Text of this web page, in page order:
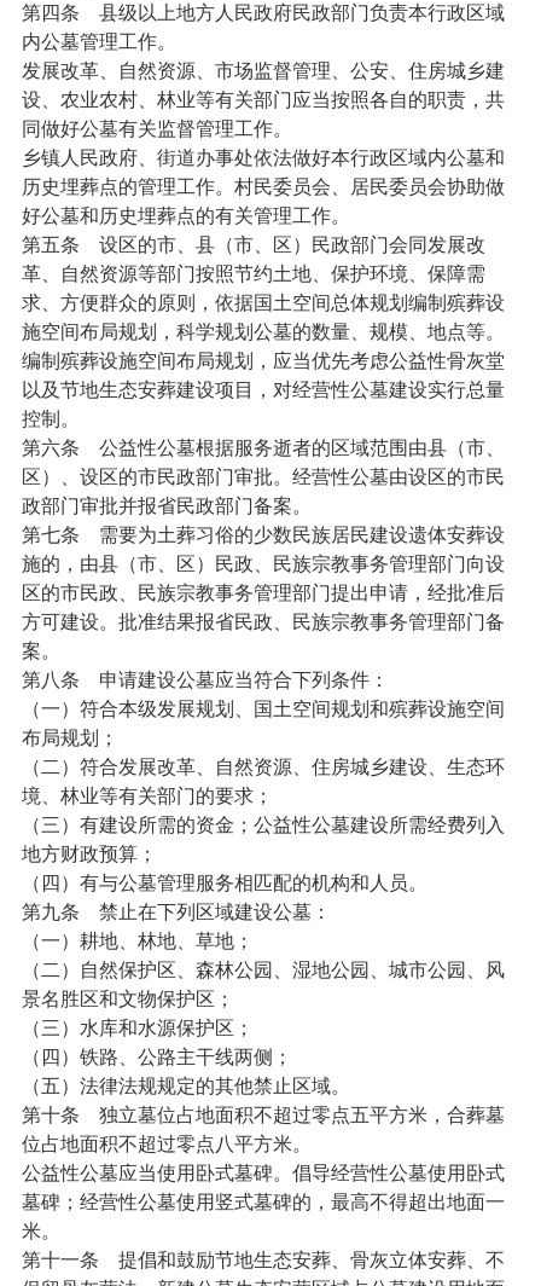
第四条 县级以上地方人民政府民政部门负责本行政区域
内公墓管理工作。
发展改革、自然资源、市场监督管理、公安、住房城乡建
设、农业农村、林业等有关部门应当按照各自的职责，共
同做好公墓有关监督管理工作。
乡镇人民政府、街道办事处依法做好本行政区域内公墓和
历史埋葬点的管理工作。村民委员会、居民委员会协助做
好公墓和历史埋葬点的有关管理工作。
第五条 设区的市、县（市、区）民政部门会同发展改
革、自然资源等部门按照节约土地、保护环境、保障需
求、方便群众的原则，依据国土空间总体规划编制殡葬设
施空间布局规划，科学规划公墓的数量、规模、地点等。
编制殡葬设施空间布局规划，应当优先考虑公益性骨灰堂
以及节地生态安葬建设项目，对经营性公墓建设实行总量
控制。
第六条 公益性公墓根据服务逝者的区域范围由县（市、
区）、设区的市民政部门审批。经营性公墓由设区的市民
政部门审批并报省民政部门备案。
第七条 需要为土葬习俗的少数民族居民建设遗体安葬设
施的，由县（市、区）民政、民族宗教事务管理部门向设
区的市民政、民族宗教事务管理部门提出申请，经批准后
方可建设。批准结果报省民政、民族宗教事务管理部门备
案。
第八条 申请建设公墓应当符合下列条件：
（一）符合本级发展规划、国土空间规划和殡葬设施空间
布局规划；
（二）符合发展改革、自然资源、住房城乡建设、生态环
境、林业等有关部门的要求；
（三）有建设所需的资金；公益性公墓建设所需经费列入
地方财政预算；
（四）有与公墓管理服务相匹配的机构和人员。
第九条 禁止在下列区域建设公墓：
（一）耕地、林地、草地；
（二）自然保护区、森林公园、湿地公园、城市公园、风
景名胜区和文物保护区；
（三）水库和水源保护区；
（四）铁路、公路主干线两侧；
（五）法律法规规定的其他禁止区域。
第十条 独立墓位占地面积不超过零点五平方米，合葬墓
位占地面积不超过零点八平方米。
公益性公墓应当使用卧式墓碑。倡导经营性公墓使用卧式
墓碑；经营性公墓使用竖式墓碑的，最高不得超出地面一
米。
第十一条 提倡和鼓励节地生态安葬、骨灰立体安葬、不